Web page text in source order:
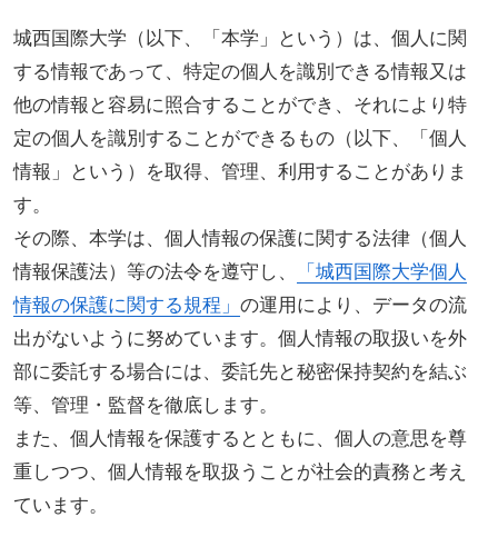
城西国際大学（以下、「本学」という）は、個人に関
する情報であって、特定の個人を識別できる情報又は
他の情報と容易に照合することができ、それにより特
定の個人を識別することができるもの（以下、「個人
情報」という）を取得、管理、利用することがありま
す。
その際、本学は、個人情報の保護に関する法律（個人
情報保護法）等の法令を遵守し、
「城西国際大学個人
情報の保護に関する規程」 の運用により、データの流
出がないように努めています。個人情報の取扱いを外
部に委託する場合には、委託先と秘密保持契約を結ぶ
等、管理・監督を徹底します。
また、個人情報を保護するとともに、個人の意思を尊
重しつつ、個人情報を取扱うことが社会的責務と考え
ています。